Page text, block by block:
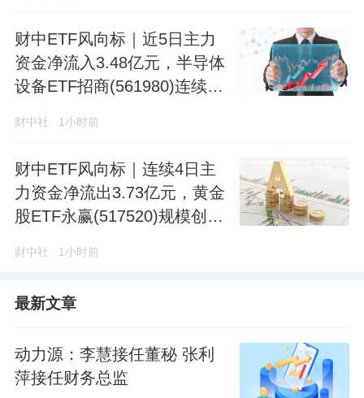
财中ETF风向标｜近5日主力
资金净流入3.48亿元，半导体
设备ETF招商(561980)连续4
财中社 1小时前
财中ETF风向标｜连续4日主
力资金净流出3.73亿元，黄金
股ETF永赢(517520)规模创近
财中社 1小时前
最新文章
动力源：李慧接任董秘 张利
萍接任财务总监